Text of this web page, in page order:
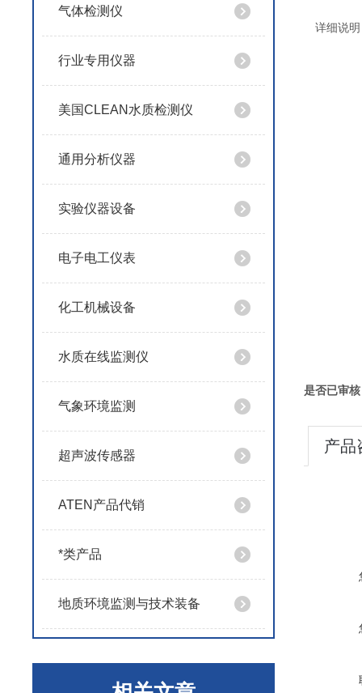
气体检测仪
行业专用仪器
美国CLEAN水质检测仪
通用分析仪器
实验仪器设备
电子电工仪表
化工机械设备
水质在线监测仪
气象环境监测
超声波传感器
ATEN产品代销
*类产品
地质环境监测与技术装备
详细说
是否已审
产品